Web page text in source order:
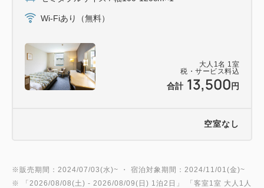
大人 1 名 1 室
税・サービス料込
合計 13,500 円
Wi-Fiあり（無料）
空室なし
※販売期間：2024/07/03(水)~ ・ 宿泊対象期間：2024/11/01(金)~
※ 「 2026/08/08(土) - 2026/08/09(日) 1泊2日 」 「客室1室 大人1人